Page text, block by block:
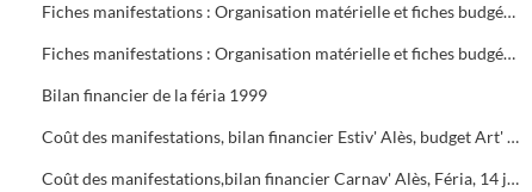
Fiches manifestations : Organisation matérielle et fiches budgétaires
Fiches manifestations : Organisation matérielle et fiches budgétaires
Bilan financier de la féria 1999
Coût des manifestations, bilan financier Estiv' Alès, budget Art' Alès
Coût des manifestations,bilan financier Carnav' Alès, Féria, 14 juillet, Estiv' Alès, fête de la châtaigne